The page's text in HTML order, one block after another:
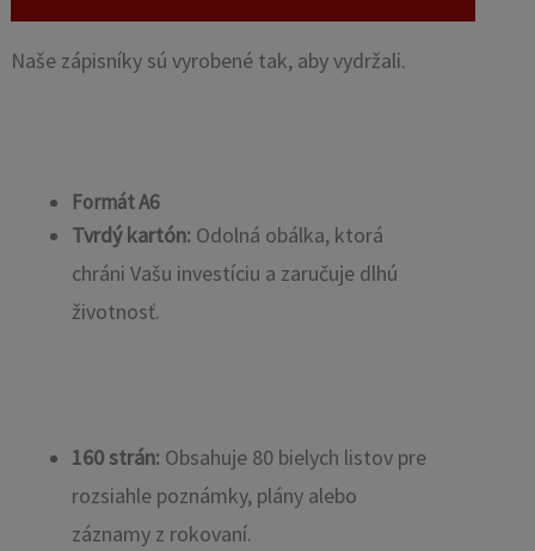
Naše zápisníky sú vyrobené tak, aby vydržali.
Formát A6
Tvrdý kartón: Odolná obálka, ktorá
chráni Vašu investíciu a zaručuje dlhú
životnosť.
160 strán: Obsahuje 80 bielych listov pre
rozsiahle poznámky, plány alebo
záznamy z rokovaní.